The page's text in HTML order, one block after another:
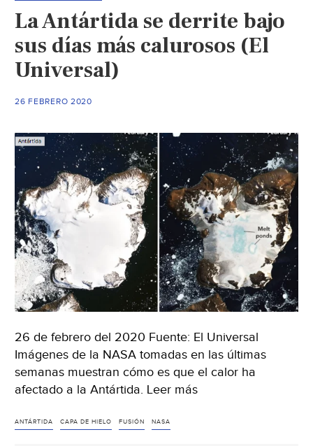
de
La Antártida se derrite bajo
sus días más calurosos (El
Universal)
26 FEBRERO 2020
26 de febrero del 2020 Fuente: El Universal
Imágenes de la NASA tomadas en las últimas
semanas muestran cómo es que el calor ha
afectado a la Antártida. Leer más
ANTÁRTIDA CAPA DE HIELO FUSIÓN NASA